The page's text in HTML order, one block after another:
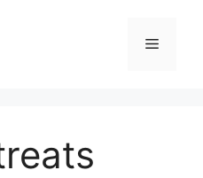
Menu